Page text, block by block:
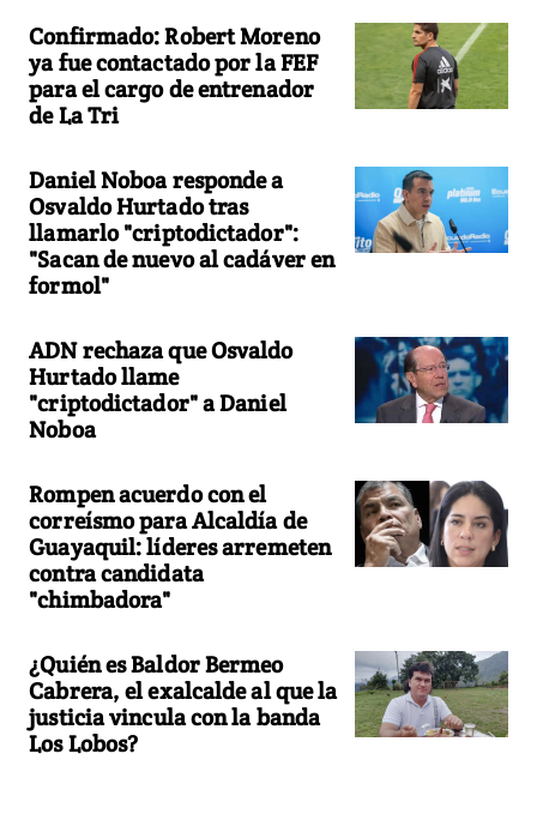
Confirmado: Robert Moreno
ya fue contactado por la FEF
para el cargo de entrenador
de La Tri
Daniel Noboa responde a
Osvaldo Hurtado tras
llamarlo "criptodictador":
"Sacan de nuevo al cadáver en
formol"
ADN rechaza que Osvaldo
Hurtado llame
"criptodictador" a Daniel
Noboa
Rompen acuerdo con el
correísmo para Alcaldía de
Guayaquil: líderes arremeten
contra candidata
"chimbadora"
¿Quién es Baldor Bermeo
Cabrera, el exalcalde al que la
justicia vincula con la banda
Los Lobos?